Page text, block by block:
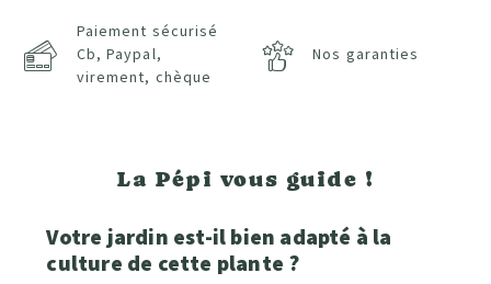
Paiement sécurisé
Cb, Paypal,
virement, chèque
Nos garanties
La Pépi vous guide !
Votre jardin est-il bien adapté à la
culture de cette plante ?